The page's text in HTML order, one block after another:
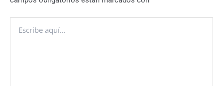
aquí...